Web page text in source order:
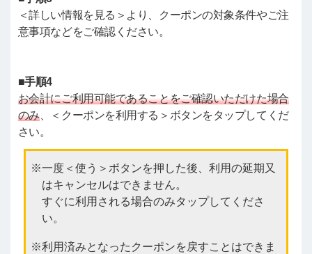
＜詳しい情報を見る＞より、クーポンの対象条件やご注
意事項などをご確認ください。
■手順4
お会計にご利用可能であることをご確認いただけた場合
のみ、＜クーポンを利用する＞ボタンをタップしてくだ
さい。
一度＜使う＞ボタンを押した後、利用の延期又
はキャンセルはできません。
すぐに利用される場合のみタップしてくださ
い。
利用済みとなったクーポンを戻すことはできま